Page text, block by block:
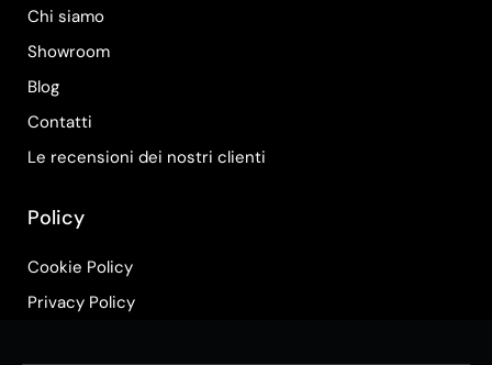
Chi siamo
Showroom
Blog
Contatti
Le recensioni dei nostri clienti
Policy
Cookie Policy
Privacy Policy